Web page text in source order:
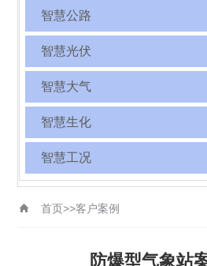
智慧公路
智慧光伏
智慧大气
智慧生化
智慧工况
首页>>客户案例
防爆型气象站